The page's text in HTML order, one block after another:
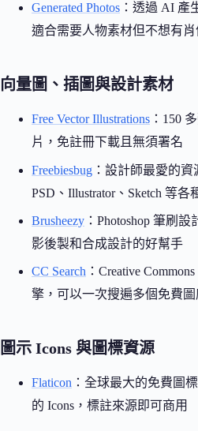
Generated Photos ：透過 AI 產
適合需要人物素材但不想有
向量圖、插圖與設計素材
Free Vector Illustrations ：150
片，免註冊下載且無須署名
Freebiesbug ：設計師最愛的
PSD、Illustrator、Sketch 等各
Brusheezy ：Photoshop 筆刷
影後製和合成設計的好幫手
CC Search ：Creative
擎，可以一次搜遍多個免費圖
圖示 Icons 與圖標資源
Flaticon ：全球最大的免費圖
的 Icons，標註來源即可商用